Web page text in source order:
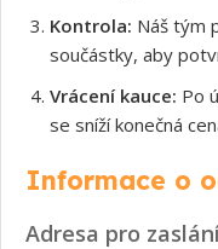
Kontrola: Náš tým
součástky, aby
Vrácení kauce: Po
se sníží konečná
Informace o
Adresa pro